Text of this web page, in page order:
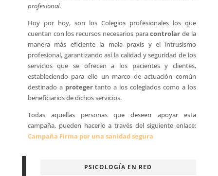
profesional.
Hoy por hoy, son los Colegios profesionales los que
cuentan con los recursos necesarios paracontrolarde la
manera más eficiente la mala praxis y el intrusismo
profesional, garantizando así la calidad y seguridad de los
servicios que se ofrecen a los pacientes y clientes,
estableciendo para ello un marco de actuación común
destinado a protegertanto a los colegiados como a los
beneficiarios de dichos servicios.
Todas aquellas personas que deseen apoyar esta
campaña, pueden hacerlo a través del siguiente enlace:
Campaña Firma por una sanidad segura
PSICOLOGÍA EN RED